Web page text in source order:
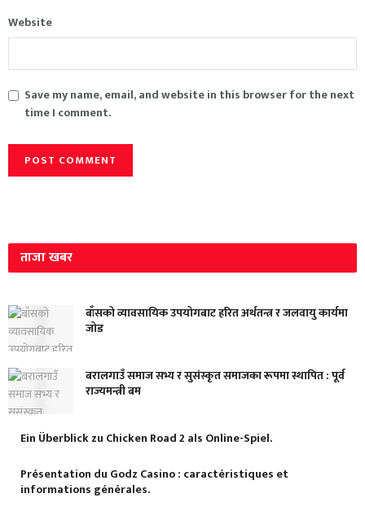
Website
Save my name, email, and website in this browser for the next
time I comment.
ताजा खबर
बाँसको व्यावसायिक उपयोगबाट हरित अर्थतन्त्र र जलवायु कार्यमा
जोड
बरालगाउँ समाज सभ्य र सुसंस्कृत समाजका रूपमा स्थापित : पूर्व
राज्यमन्त्री बम
Ein Überblick zu Chicken Road 2 als Online-Spiel.
Présentation du Godz Casino : caractéristiques et
informations générales.